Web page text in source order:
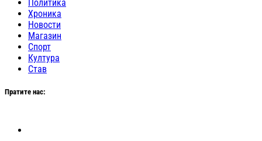
Политика
Хроника
Новости
Магазин
Спорт
Култура
Став
Пратите нас: